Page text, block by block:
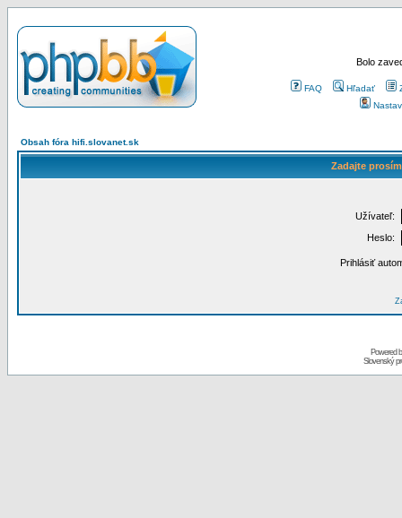
Bolo
FAQ Hľadať
Obsah fóra hifi.slovanet.sk
Zadajte
Užívateľ:
Heslo:
Prihlásiť
Powered
Slovenský